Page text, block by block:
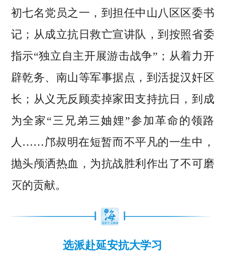
初七名党员之一，到担任中山八区区委书
记；从成立抗日救亡宣讲队，到按照省委
指示“独立自主开展游击战争”；从着力开
辟乾务、南山等军事据点，到活捉汉奸区
长；从义无反顾卖掉家田支持抗日，到成
为全家“三兄弟三妯娌”参加革命的领路
人……邝叔明在短暂而不平凡的一生中，
抛头颅洒热血，为抗战胜利作出了不可磨
灭的贡献。
选派赴延安抗大学习